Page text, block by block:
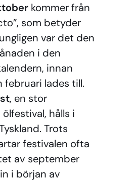
kommer från
som betyder
var det den
i den
innan
februari lades till.
, en stor
hålls i
Trots
festivalen ofta
av september
i början av